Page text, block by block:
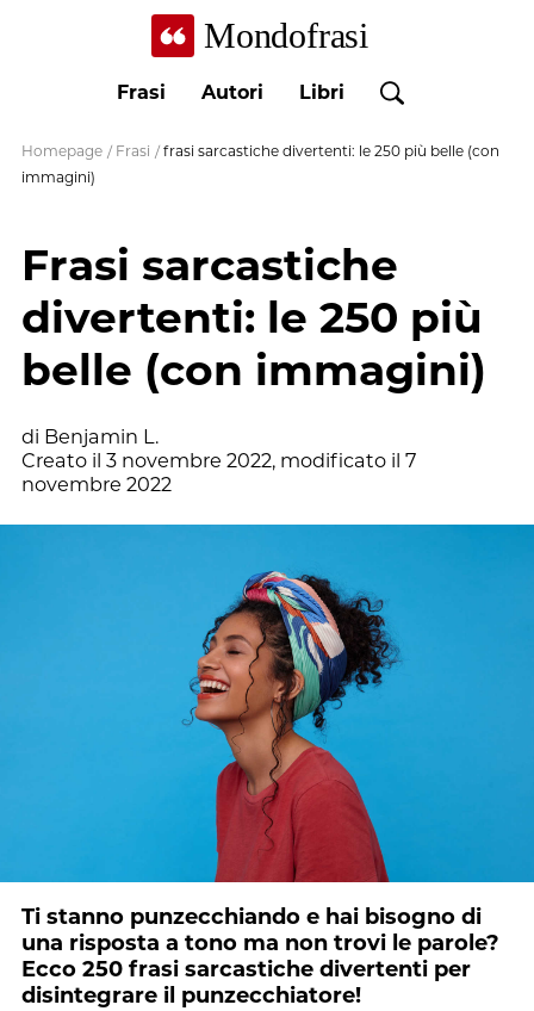
Mondofrasi
Frasi Autori Libri
Homepage / Frasi / frasi sarcastiche divertenti: le 250 più belle (con
immagini)
Frasi sarcastiche
divertenti: le 250 più
belle (con immagini)
di Benjamin L.
Creato il 3 novembre 2022, modificato il 7
novembre 2022
Ti stanno punzecchiando e hai bisogno di
una risposta a tono ma non trovi le parole?
Ecco 250 frasi sarcastiche divertenti per
disintegrare il punzecchiatore!